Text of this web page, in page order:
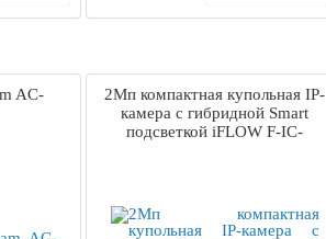
AC-
2Мп компактная купольная IP-
камера с гибридной Smart
подсветкой iFLOW F-IC-